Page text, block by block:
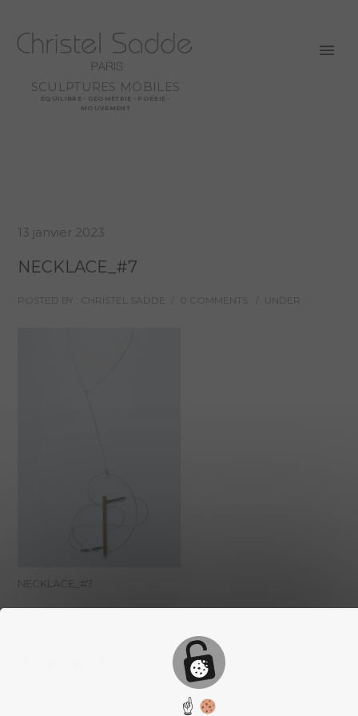
SCULPTURES MOBILES
ÉQUILIBRE - GÉOMÉTRIE - POÉSIE -
MOUVEMENT
13 janvier 2023
NECKLACE_#7
POSTED BY : CHRISTEL SADDE 0 COMMENTS UNDER :
NECKLACE_#7
☝